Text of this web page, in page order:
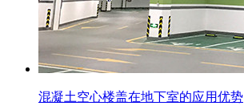
混凝土空心楼盖在地下室的应用优势